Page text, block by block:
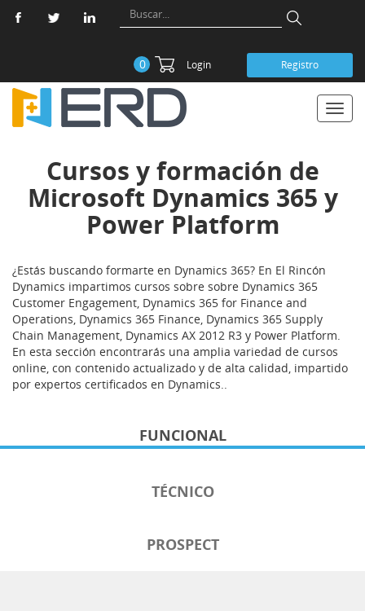
0 Login Registro
Cursos y formación de
Microsoft Dynamics 365 y
Power Platform
¿Estás buscando formarte en Dynamics 365? En El Rincón
Dynamics impartimos cursos sobre sobre Dynamics 365
Customer Engagement, Dynamics 365 for Finance and
Operations, Dynamics 365 Finance, Dynamics 365 Supply
Chain Management, Dynamics AX 2012 R3 y Power Platform.
En esta sección encontrarás una amplia variedad de cursos
online, con contenido actualizado y de alta calidad, impartido
por expertos certificados en Dynamics..
FUNCIONAL
TÉCNICO
PROSPECT